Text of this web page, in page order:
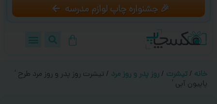
🎉 جشنواره چاپ لوازم مدرسه
خانه / تیشرت / روز پدر و روز مرد / تیشرت روز پدر و روز مرد طرح ‘
پاپیون آبی ‘